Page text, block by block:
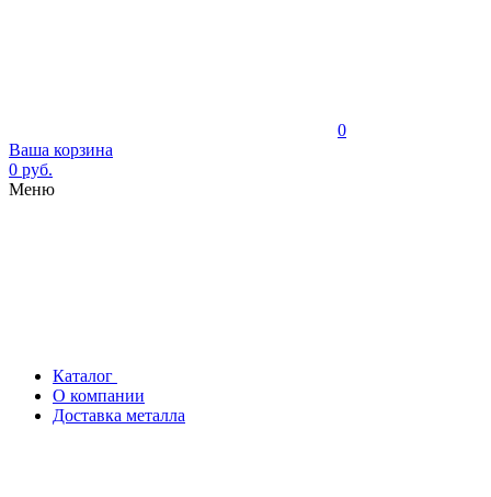
0
Ваша корзина
0 руб.
Меню
Каталог
О компании
Доставка металла